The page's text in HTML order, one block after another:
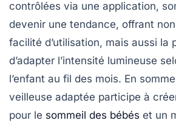
contrôlées via une application,
devenir une tendance, offrant
facilité d’utilisation, mais aussi la
d’adapter l’intensité lumineuse
l’enfant au fil des mois. En
veilleuse adaptée participe à
pour le sommeil des bébés et un